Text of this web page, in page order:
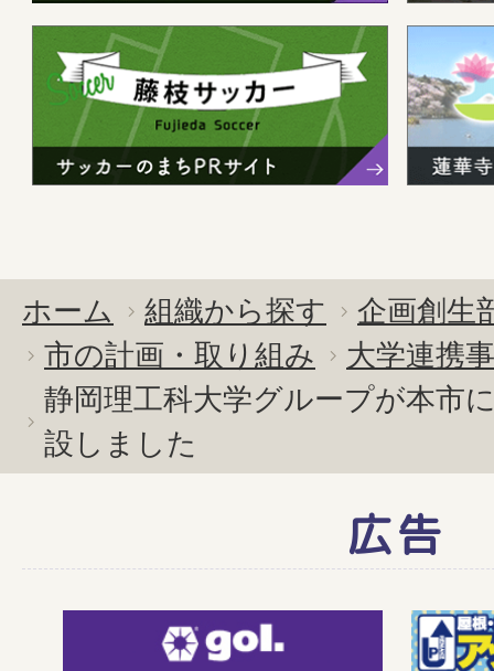
ホーム 組織から探す
企画創生
市の計画・取り組み
大学連携
静岡理工科大学グループが本市
設しました
広告